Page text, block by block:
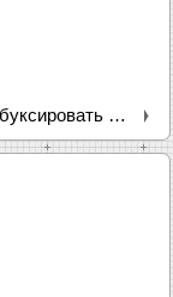
Проверили, может ли Ford F-150 Lightning буксировать Tesla во время зарядки